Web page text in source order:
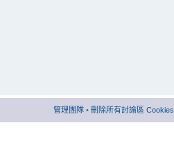
管理團隊 • 刪除所有討論區 Cookies